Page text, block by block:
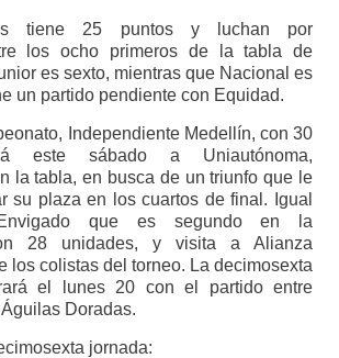
tiene 25 puntos y luchan por
los ocho primeros de la tabla de
es sexto, mientras que Nacional es
un partido pendiente con Equidad.
Independiente Medellín, con 30
este sábado a Uniautónoma,
la tabla, en busca de un triunfo que le
su plaza en los cuartos de final. Igual
que es segundo en la
28 unidades, y visita a Alianza
los colistas del torneo. La decimosexta
el lunes 20 con el partido entre
Doradas.
jornada: